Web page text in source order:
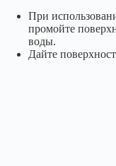
При
промойте
воды.
Дайте